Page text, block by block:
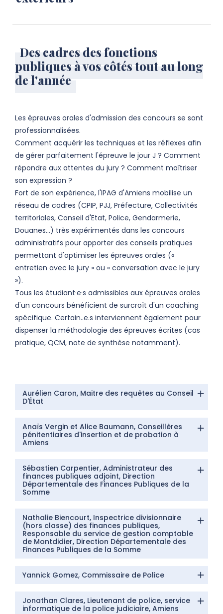
Des cadres des fonctions
publiques à vos côtés tout au long
de l'année
Les épreuves orales d'admission des concours se sont
professionnalisées.
Comment acquérir les techniques et les réflexes afin
de gérer parfaitement l'épreuve le jour J ? Comment
répondre aux attentes du jury ? Comment maîtriser
son expression ?
Fort de son expérience, l'IPAG d'Amiens mobilise un
réseau de cadres (CPIP, PJJ, Préfecture, Collectivités
territoriales, Conseil d'Etat, Police, Gendarmerie,
Douanes…) très expérimentés dans les concours
administratifs pour apporter des conseils pratiques
permettant d'optimiser les épreuves orales («
entretien avec le jury » ou « conversation avec le jury
»).
Tous les étudiant·e·s admissibles aux épreuves orales
d'un concours bénéficient de surcroît d'un coaching
spécifique. Certain..e.s interviennent également pour
dispenser la méthodologie des épreuves écrites (cas
pratique, QCM, note de synthèse notamment).
Aurélien Caron, Maitre des requêtes au Conseil
D'État
Anaïs Vergin et Alice Baumann, Conseillères
pénitentiaires d'insertion et de probation à
Amiens
Sébastien Carpentier, Administrateur des
finances publiques adjoint, Direction
Départementale des Finances Publiques de la
Somme
Nathalie Biencourt, Inspectrice divisionnaire
(hors classe) des finances publiques,
Responsable du service de gestion comptable
de Montdidier, Direction Départementale des
Finances Publiques de la Somme
Yannick Gomez, Commissaire de Police
Jonathan Clares, Lieutenant de police, service
informatique de la police judiciaire, Amiens